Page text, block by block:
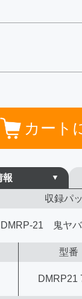
カート
報
収録パ
DMRP-21 鬼ヤバ
型番
DMRP21